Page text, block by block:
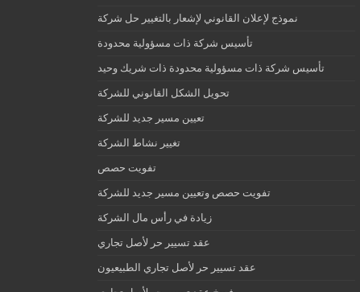
نموذج لإعلان القانوني لإشعار بالتغيير حل شركة
تأسيس شركة ذات مسؤولية محدودة
تأسيس شركة ذات مسؤولية محدودة ذات شريك وحيد
تحويل الشكل القانوني للشركة
تعيين مسير جديد للشركة
تغيير نشاط الشركة
تفويت حصص
تفويت حصص وتعيين مسير جديد للشركة
زيادة في رأس مال الشركة
عقد تسيير حر لأصل تجاري
عقد تسيير حر لأصل تجاري الطبيعيون